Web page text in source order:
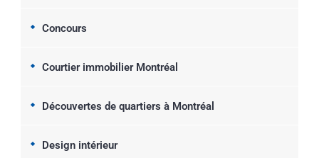
Concours
Courtier immobilier Montréal
Découvertes de quartiers à Montréal
Design intérieur